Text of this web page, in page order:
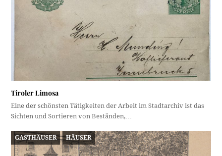
Tiroler Limosa
Eine der schönsten Tätigkeiten der Arbeit im Stadtarchiv ist das
Sichten und Sortieren von Beständen,…
GASTHÄUSER HÄUSER